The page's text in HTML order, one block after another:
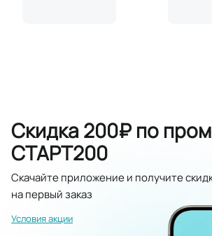
Скидка 200₽ по
СТАРТ200
Скачайте приложение и получите
на первый заказ
Условия акции